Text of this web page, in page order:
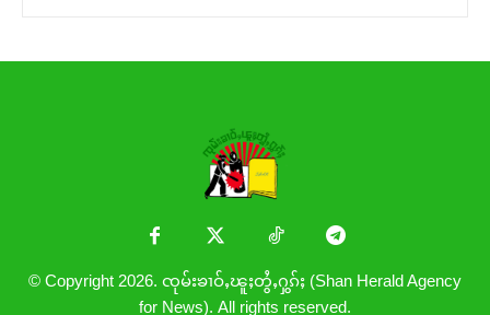
© Copyright 2026. ၸုမ်းၶၢဝ်ႇၽူႈတွႆႇႁွၵ်ႈ (Shan Herald Agency
for News). All rights reserved.